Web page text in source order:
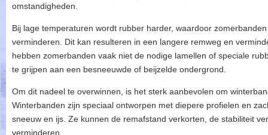
omstandigheden.
Bij lage temperaturen wordt rubber harder, waardoor
verminderen. Dit kan resulteren in een langere remweg en
hebben zomerbanden vaak niet de nodige lamellen of speciale
te grijpen aan een besneeuwde of beijzelde ondergrond.
Om dit nadeel te overwinnen, is het sterk aanbevolen om
Winterbanden zijn speciaal ontworpen met diepere profielen en
sneeuw en ijs. Ze kunnen de remafstand verkorten, de stabiliteit
verminderen.